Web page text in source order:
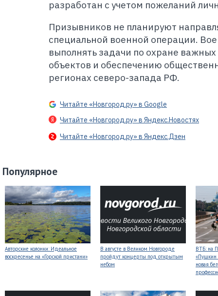
разработан с учетом пожеланий
Призывников не планируют
специальной военной операции.
выполнять задачи по охране
объектов и обеспечению
регионах северо-запада РФ.
Читайте «Новгород.ру» в Google
Читайте «Новгород.ру» в Яндекс.Новостях
Читайте «Новгород.ру» в Яндекс.Дзен
Популярное
Авторские колонки: Идеальное
воскресенье на «Горской пристани»
В августе в Великом Новгороде
пройдут концерты под открытым
небом
ВТБ: на
«Пушкин
новая